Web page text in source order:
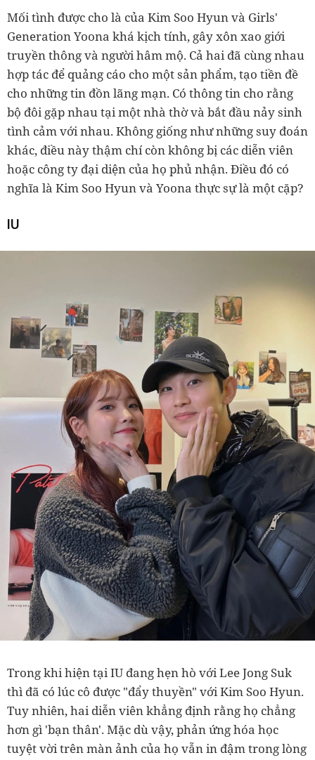
Mối tình được cho là của Kim Soo Hyun và Girls'
Generation Yoona khá kịch tính, gây xôn xao giới
truyền thông và người hâm mộ. Cả hai đã cùng nhau
hợp tác để quảng cáo cho một sản phẩm, tạo tiền đề
cho những tin đồn lãng mạn. Có thông tin cho rằng
bộ đôi gặp nhau tại một nhà thờ và bắt đầu nảy sinh
tình cảm với nhau. Không giống như những suy đoán
khác, điều này thậm chí còn không bị các diễn viên
hoặc công ty đại diện của họ phủ nhận. Điều đó có
nghĩa là Kim Soo Hyun và Yoona thực sự là một cặp?
IU
Trong khi hiện tại IU đang hẹn hò với Lee Jong Suk
thì đã có lúc cô được "đẩy thuyền" với Kim Soo Hyun.
Tuy nhiên, hai diễn viên khẳng định rằng họ chẳng
hơn gì 'bạn thân'. Mặc dù vậy, phản ứng hóa học
tuyệt vời trên màn ảnh của họ vẫn in đậm trong lòng